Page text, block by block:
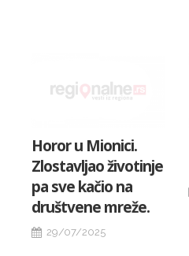
Horor u Mionici.
Zlostavljao životinje
pa sve kačio na
društvene mreže.
29/07/2025